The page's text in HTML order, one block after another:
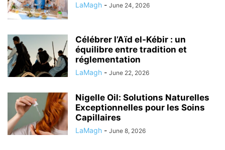
LaMagh - June 24, 2026
Célébrer l’Aïd el-Kébir : un
équilibre entre tradition et
réglementation
LaMagh - June 22, 2026
Nigelle Oil: Solutions Naturelles
Exceptionnelles pour les Soins
Capillaires
LaMagh - June 8, 2026